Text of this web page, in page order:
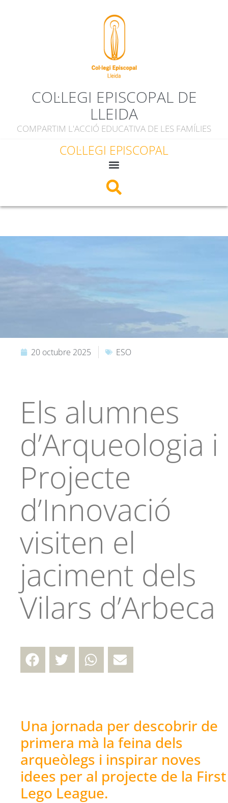
COL·LEGI EPISCOPAL DE
LLEIDA
COMPARTIM L'ACCIÓ EDUCATIVA DE LES FAMÍLIES
COL·LEGI EPISCOPAL
20 octubre 2025 ESO
Els alumnes
d’Arqueologia i
Projecte
d’Innovació
visiten el
jaciment dels
Vilars d’Arbeca
Una jornada per descobrir de
primera mà la feina dels
arqueòlegs i inspirar noves
idees per al projecte de la First
Lego League.